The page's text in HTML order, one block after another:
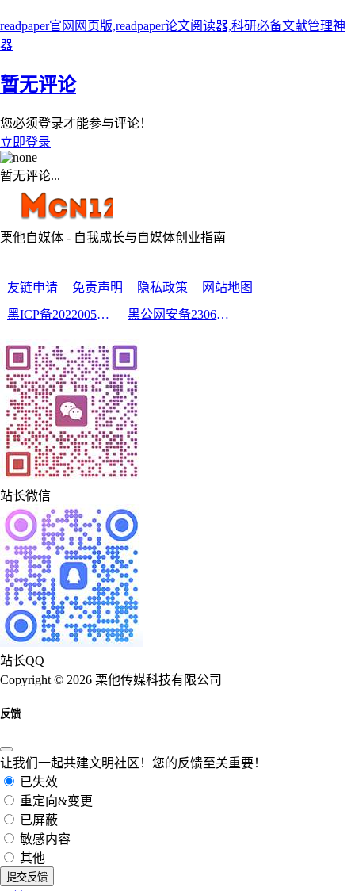
readpaper官网网页版,readpaper论文阅读器,科研必备文献管理神
器
暂无评论
您必须登录才能参与评论！
立即登录
暂无评论...
栗他自媒体 - 自我成长与自媒体创业指南
友链申请 免责声明 隐私政策
网站地图
黑ICP备2022005210号-2
黑公网安备23060302000213号
站长微信
站长QQ
Copyright © 2026 栗他传媒科技有限公司
反馈
让我们一起共建文明社区！您的反馈至关重要！
已失效
重定向&变更
已屏蔽
敏感内容
其他
提交反馈